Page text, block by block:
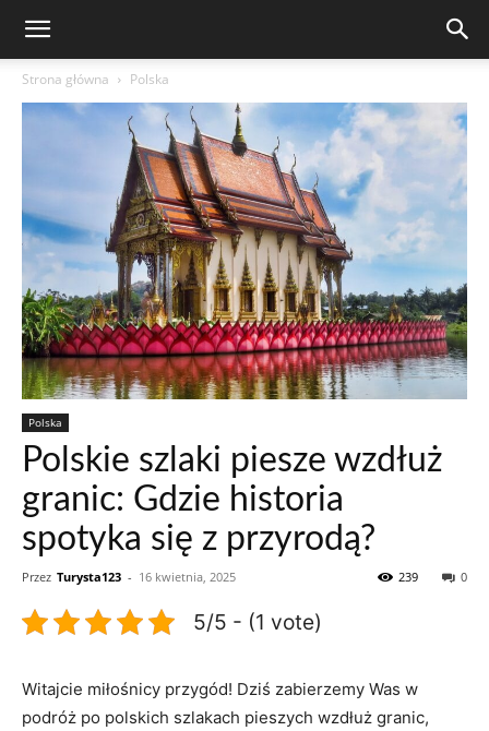
Strona główna Polska
Polska
Polskie szlaki piesze wzdłuż
granic: Gdzie historia
spotyka się z przyrodą?
Przez Turysta123 - 16 kwietnia, 2025 0
239
5/5 - (1 vote)
Witajcie miłośnicy przygód! Dziś zabierzemy Was ‌w‍
podróż⁢ po ⁣polskich szlakach pieszych ⁤wzdłuż​ granic,